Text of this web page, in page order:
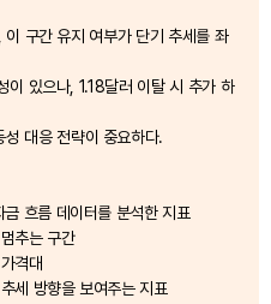
구간 유지 여부가 단기 추세를 좌
이 있으나, 1.18달러 이탈 시 추가 하
대응 전략이 중요하다.
흐름 데이터를 분석한 지표
추는 구간
격대
세 방향을 보여주는 지표